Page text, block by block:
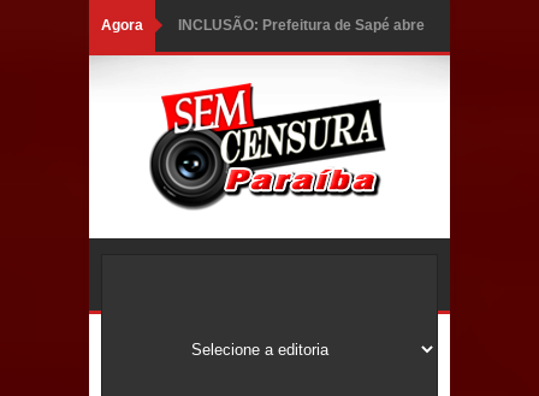
Agora INCLUSÃO: Prefeitura de Sapé abre
Social; veja documentação
necessária!